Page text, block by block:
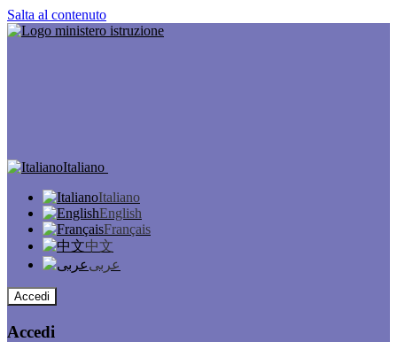
Salta al contenuto
Italiano
Italiano
English
Français
中文
عربى
Accedi
Accedi